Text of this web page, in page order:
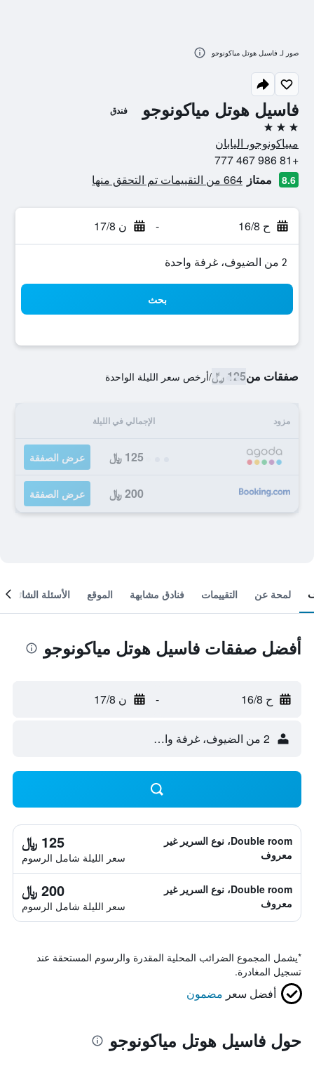
فاسيل هوتل مياكونوجو فندق
3 نجوم
ميياكونوجو، اليابان
+81 986 467 777
8.6 ممتاز 664 من التقييمات تم التحقق منها
ح 16/8 - ن 17/8
2 من الضيوف، غرفة واحدة
بحث
صفقات من125 ﷼ /أرخص سعر الليلة الواحدة
مزود الإجمالي في الليلة
125 ﷼ عرض الصفقة
200 ﷼ عرض الصفقة
صور لـ فاسيل هوتل مياكونوجو
لمحة عن التقييمات فنادق مشابهة الموقع الأسئلة الشائعة
أفضل صفقات فاسيل هوتل مياكونوجو
ح 16/8 - ن 17/8
2 من الضيوف، غرفة واحدة
Double room، نوع السرير غير
معروف
125 ﷼
سعر الليلة شامل الرسوم
Double room، نوع السرير غير
معروف
200 ﷼
سعر الليلة شامل الرسوم
*يشمل المجموع الضرائب المحلية المقدرة والرسوم المستحقة عند
تسجيل المغادرة.
أفضل سعر مضمون
حول فاسيل هوتل مياكونوجو